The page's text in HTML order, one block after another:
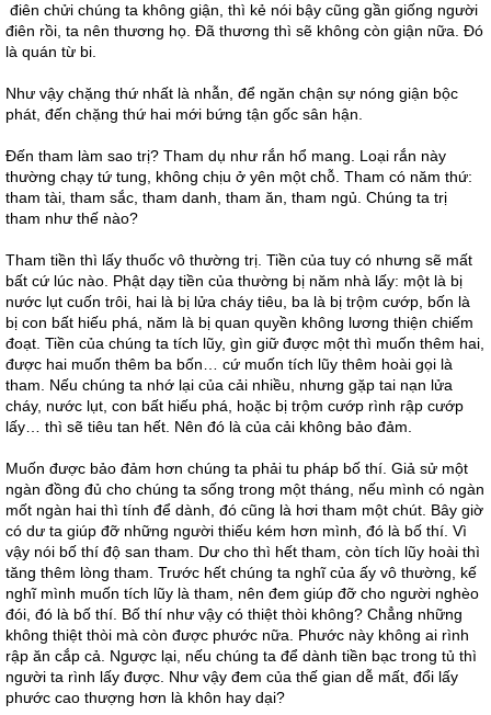
điên chửi chúng ta không giận, thì kẻ nói bậy cũng gần giống người
điên rồi, ta nên thương họ. Đã thương thì sẽ không còn giận nữa. Đó
là quán từ bi.
Như vậy chặng thứ nhất là nhẫn, để ngăn chận sự nóng giận bộc
phát, đến chặng thứ hai mới bứng tận gốc sân hận.
Đến tham làm sao trị? Tham dụ như rắn hổ mang. Loại rắn này
thường chạy tứ tung, không chịu ở yên một chỗ. Tham có năm thứ:
tham tài, tham sắc, tham danh, tham ăn, tham ngủ. Chúng ta trị
tham như thế nào?
Tham tiền thì lấy thuốc vô thường trị. Tiền của tuy có nhưng sẽ mất
bất cứ lúc nào. Phật dạy tiền của thường bị năm nhà lấy: một là bị
nước lụt cuốn trôi, hai là bị lửa cháy tiêu, ba là bị trộm cướp, bốn là
bị con bất hiếu phá, năm là bị quan quyền không lương thiện chiếm
đoạt. Tiền của chúng ta tích lũy, gìn giữ được một thì muốn thêm hai,
được hai muốn thêm ba bốn… cứ muốn tích lũy thêm hoài gọi là
tham. Nếu chúng ta nhớ lại của cải nhiều, nhưng gặp tai nạn lửa
cháy, nước lụt, con bất hiếu phá, hoặc bị trộm cướp rình rập cướp
lấy… thì sẽ tiêu tan hết. Nên đó là của cải không bảo đảm.
Muốn được bảo đảm hơn chúng ta phải tu pháp bố thí. Giả sử một
ngàn đồng đủ cho chúng ta sống trong một tháng, nếu mình có ngàn
mốt ngàn hai thì tính để dành, đó cũng là hơi tham một chút. Bây giờ
có dư ta giúp đỡ những người thiếu kém hơn mình, đó là bố thí. Vì
vậy nói bố thí độ san tham. Dư cho thì hết tham, còn tích lũy hoài thì
tăng thêm lòng tham. Trước hết chúng ta nghĩ của ấy vô thường, kế
nghĩ mình muốn tích lũy là tham, nên đem giúp đỡ cho người nghèo
đói, đó là bố thí. Bố thí như vậy có thiệt thòi không? Chẳng những
không thiệt thòi mà còn được phước nữa. Phước này không ai rình
rập ăn cắp cả. Ngược lại, nếu chúng ta để dành tiền bạc trong tủ thì
người ta rình lấy được. Như vậy đem của thế gian dễ mất, đổi lấy
phước cao thượng hơn là khôn hay dại?